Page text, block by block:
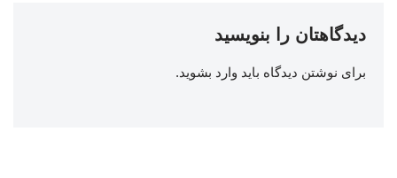
دیدگاهتان را بنویسید
برای نوشتن دیدگاه باید وارد بشوید.